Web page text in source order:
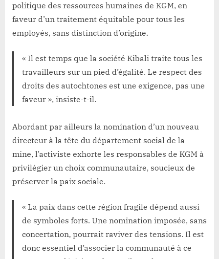
politique des ressources humaines de KGM, en
faveur d’un traitement équitable pour tous les
employés, sans distinction d’origine.
« Il est temps que la société Kibali traite tous les
travailleurs sur un pied d’égalité. Le respect des
droits des autochtones est une exigence, pas une
faveur », insiste-t-il.
Abordant par ailleurs la nomination d’un nouveau
directeur à la tête du département social de la
mine, l’activiste exhorte les responsables de KGM à
privilégier un choix communautaire, soucieux de
préserver la paix sociale.
« La paix dans cette région fragile dépend aussi
de symboles forts. Une nomination imposée, sans
concertation, pourrait raviver des tensions. Il est
donc essentiel d’associer la communauté à ce